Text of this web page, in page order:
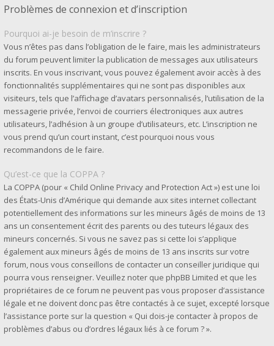
Problèmes de connexion et d’inscription
Pourquoi ai-je besoin de m’inscrire ?
Vous n’êtes pas dans l’obligation de le faire, mais les administrateurs
du forum peuvent limiter la publication de messages aux utilisateurs
inscrits. En vous inscrivant, vous pouvez également avoir accès à des
fonctionnalités supplémentaires qui ne sont pas disponibles aux
visiteurs, tels que l’affichage d’avatars personnalisés, l’utilisation de la
messagerie privée, l’envoi de courriers électroniques aux autres
utilisateurs, l’adhésion à un groupe d’utilisateurs, etc. L’inscription ne
vous prend qu’un court instant, c’est pourquoi nous vous
recommandons de le faire.
Qu’est-ce que la COPPA ?
La COPPA (pour « Child Online Privacy and Protection Act ») est une loi
des États-Unis d’Amérique qui demande aux sites internet collectant
potentiellement des informations sur les mineurs âgés de moins de 13
ans un consentement écrit des parents ou des tuteurs légaux des
mineurs concernés. Si vous ne savez pas si cette loi s’applique
également aux mineurs âgés de moins de 13 ans inscrits sur votre
forum, nous vous conseillons de contacter un conseiller juridique qui
pourra vous renseigner. Veuillez noter que phpBB Limited et que les
propriétaires de ce forum ne peuvent pas vous proposer d’assistance
légale et ne doivent donc pas être contactés à ce sujet, excepté lorsque
l’assistance porte sur la question « Qui dois-je contacter à propos de
problèmes d’abus ou d’ordres légaux liés à ce forum ? ».